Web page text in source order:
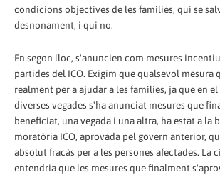
condicions objectives de les famílies, qui se
desnonament, i qui no.
En segon lloc, s'anuncien com mesures
partides del ICO. Exigim que qualsevol mesura
realment per a ajudar a les famílies, ja que en
diverses vegades s'ha anunciat mesures que
beneficiat, una vegada i una altra, ha estat a la
moratòria ICO, aprovada pel govern anterior,
absolut fracàs per a les persones afectades. La
entendria que les mesures que finalment